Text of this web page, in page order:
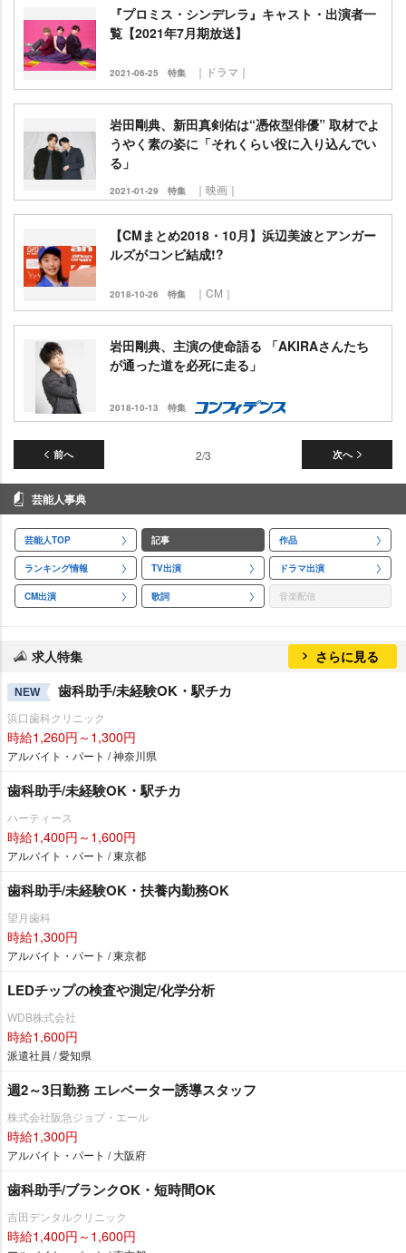
『プロミス・シンデレラ』キャスト・出演者一
覧【2021年7月期放送】
2021-06-25 特集 ｜ドラマ｜
田剛典、新田真剣佑は“憑依型俳優” 取材でよ
うやく素の姿に「それくらい役に入り込んでい
る」
2021-01-29 特集 ｜映画｜
【CMまとめ2018・10月】浜辺美波とアンガー
ルズがコンビ結成!?
2018-10-26 特集 ｜CM｜
田剛典、主演の使命語る 「AKIRAさんたち
が通った道を必死に走る」
2018-10-13 特集
前へ 次へ
2/3
芸能人事典
芸能人TOP 記事 作品
ランキング情報 TV出演 ドラマ出演
CM出演 歌詞 音楽配信
求人特集 さらに見る
NEW 歯科助手/未経験OK・駅チカ
浜口歯科クリニック
時給1,260円～1,300円
アルバイト・パート / 神奈川県
歯科助手/未経験OK・駅チカ
ハーティース
時給1,400円～1,600円
アルバイト・パート / 東京都
歯科助手/未経験OK・扶養内勤務OK
望月歯科
時給1,300円
アルバイト・パート / 東京都
LEDチップの検査や測定/化学分析
WDB株式会社
時給1,600円
派遣社員 / 愛知県
週2～3日勤務 エレベーター誘導スタッフ
株式会社阪急ジョブ・エール
時給1,300円
アルバイト・パート / 大阪府
歯科助手/ブランクOK・短時間OK
吉田デンタルクリニック
時給1,400円～1,600円